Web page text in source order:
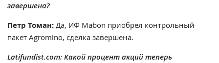
завершена?
Петр Томан: Да, ИФ Mabon приобрел контрольный
пакет Agromino, сделка завершена.
Latifundist.com: Какой процент акций теперь